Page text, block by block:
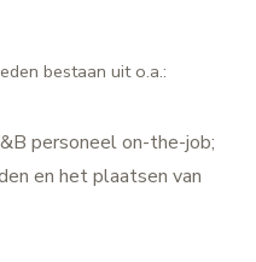
bestaan uit o.a.:
personeel on-the-job;
en het plaatsen van